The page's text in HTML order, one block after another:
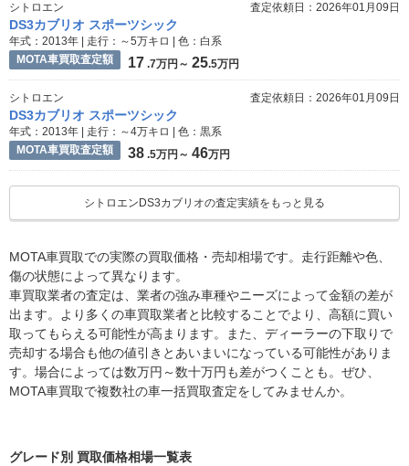
シトロエン 査定依頼日：2026年01月09日
DS3カブリオ スポーツシック
年式：2013年 | 走行：～5万キロ | 色：白系
MOTA車買取査定額
17 .7万円～ 25.5万円
シトロエン 査定依頼日：2026年01月09日
DS3カブリオ スポーツシック
年式：2013年 | 走行：～4万キロ | 色：黒系
MOTA車買取査定額
38 .5万円～ 46万円
シトロエンDS3カブリオの査定実績をもっと見る
MOTA車買取での実際の買取価格・売却相場です。走行距離や色、
傷の状態によって異なります。
車買取業者の査定は、業者の強み車種やニーズによって金額の差が
出ます。より多くの車買取業者と比較することでより、高額に買い
取ってもらえる可能性が高まります。また、ディーラーの下取りで
売却する場合も他の値引きとあいまいになっている可能性がありま
す。場合によっては数万円～数十万円も差がつくことも。ぜひ、
MOTA車買取で複数社の車一括買取査定をしてみませんか。
グレード別 買取価格相場一覧表